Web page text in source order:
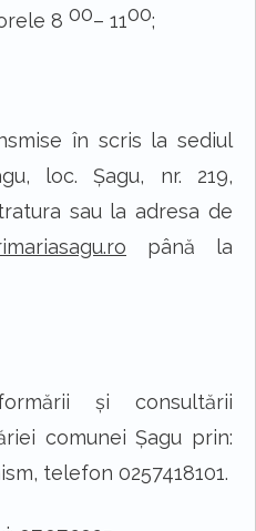
8 00– 1100;
în scris la sediul
, loc. Șagu, nr. 219,
sau la adresa de
sagu.ro până la
şi consultării
comunei Șagu prin:
telefon 0257418101.